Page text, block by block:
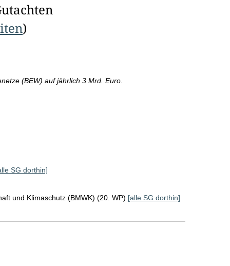
)
(BEW) auf jährlich 3 Mrd. Euro.
SG dorthin]
und Klimaschutz (BMWK) (20. WP) [alle SG dorthin]